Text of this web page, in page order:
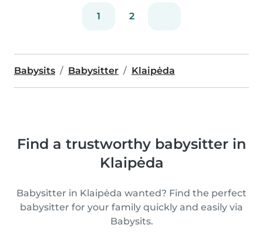
1 2
Babysits Babysitter Klaipėda
Find a trustworthy babysitter in
Klaipėda
Babysitter in Klaipėda wanted? Find the perfect
babysitter for your family quickly and easily via
Babysits.